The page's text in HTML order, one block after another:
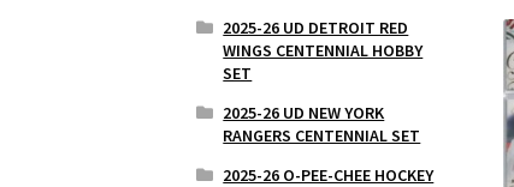
2025-26 UD DETROIT RED
WINGS CENTENNIAL HOBBY
SET
2025-26 UD NEW YORK
RANGERS CENTENNIAL SET
2025-26 O-PEE-CHEE HOCKEY